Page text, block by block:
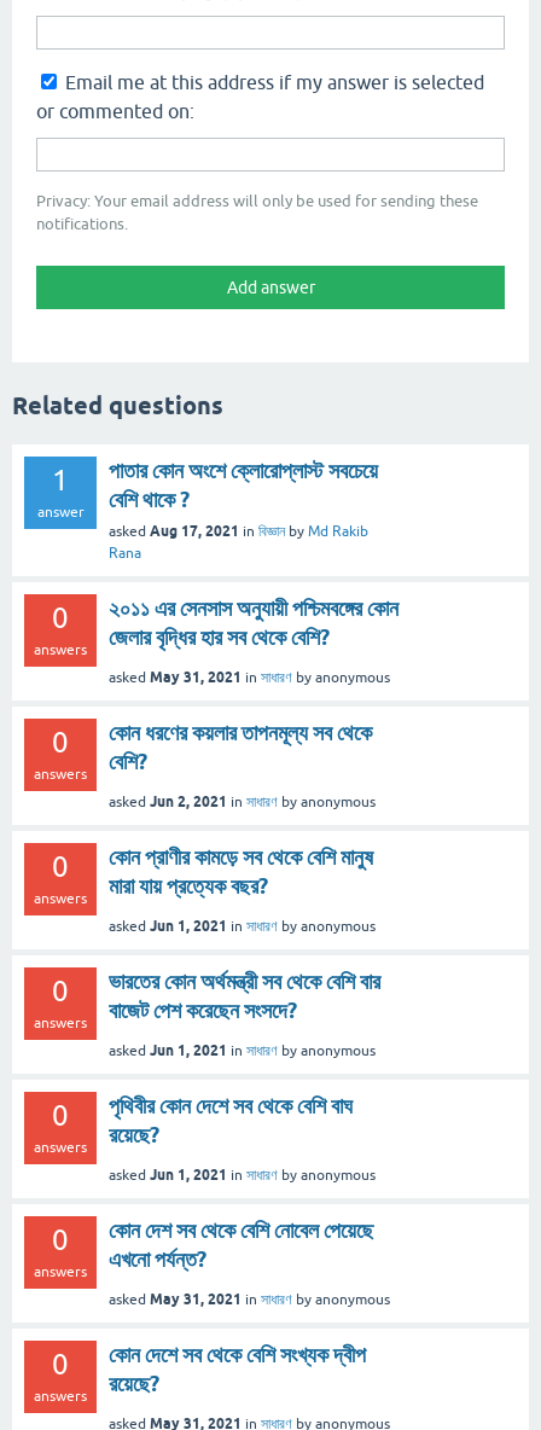
Email me at this address if my answer is selected
or commented on:
Privacy: Your email address will only be used for sending these
notifications.
Related questions
1
answer
পাতার কোন অংশে ক্লোরোপ্লাস্ট সবচেয়ে
বেশি থাকে ?
asked Aug 17, 2021 in বিজ্ঞান by Md Rakib
Rana
0
answers
২০১১ এর সেনসাস অনুযায়ী পশ্চিমবঙ্গের কোন
জেলার বৃদ্ধির হার সব থেকে বেশি?
asked May 31, 2021 in সাধারণ by anonymous
0
answers
কোন ধরণের কয়লার তাপনমূল্য সব থেকে
বেশি?
asked Jun 2, 2021 in সাধারণ by anonymous
0
answers
কোন প্রাণীর কামড়ে সব থেকে বেশি মানুষ
মারা যায় প্রত্যেক বছর?
asked Jun 1, 2021 in সাধারণ by anonymous
0
answers
ভারতের কোন অর্থমন্ত্রী সব থেকে বেশি বার
বাজেট পেশ করেছেন সংসদে?
asked Jun 1, 2021 in সাধারণ by anonymous
0
answers
পৃথিবীর কোন দেশে সব থেকে বেশি বাঘ
রয়েছে?
asked Jun 1, 2021 in সাধারণ by anonymous
0
answers
কোন দেশ সব থেকে বেশি নোবেল পেয়েছে
এখনো পর্যন্ত?
asked May 31, 2021 in সাধারণ by anonymous
0
answers
কোন দেশে সব থেকে বেশি সংখ্যক দ্বীপ
রয়েছে?
asked May 31, 2021 in সাধারণ by anonymous